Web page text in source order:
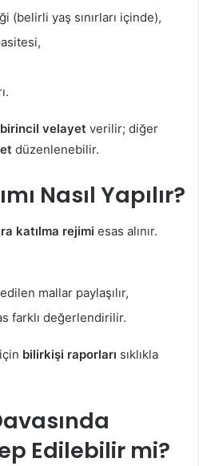
(belirli yaş sınırları içinde),
birincil velayet verilir; diğer
düzenlenebilir.
Nasıl Yapılır?
katılma rejimi esas alınır.
mallar paylaşılır,
farklı değerlendirilir.
bilirkişi raporları sıklıkla
Edilebilir mi?